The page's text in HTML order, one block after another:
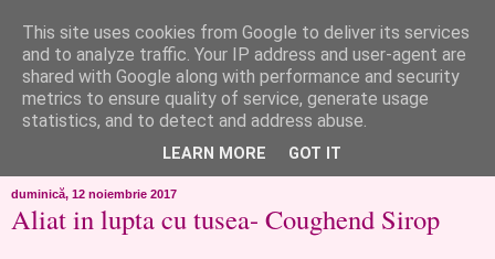
like ?...or not!
..de toate!!!!!..alandala...cum imi trec prin minte..si cum am
chef..incercate pe pielea mea..
duminică, 12 noiembrie 2017
Aliat in lupta cu tusea- Coughend Sirop
This site uses cookies from Google to deliver its services
and to analyze traffic. Your IP address and user-agent are
shared with Google along with performance and security
metrics to ensure quality of service, generate usage
statistics, and to detect and address abuse.
LEARN MORE GOT IT